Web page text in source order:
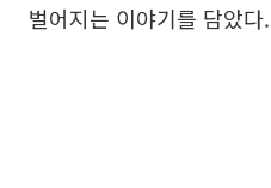
벌어지는 이야기를 담았다.